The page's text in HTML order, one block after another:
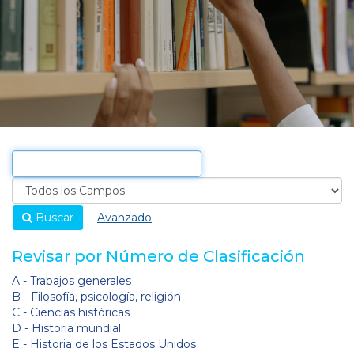
Buscar Avanzado
Revisar por Número de Clasificación
A - Trabajos generales
B - Filosofía, psicología, religión
C - Ciencias históricas
D - Historia mundial
E - Historia de los Estados Unidos